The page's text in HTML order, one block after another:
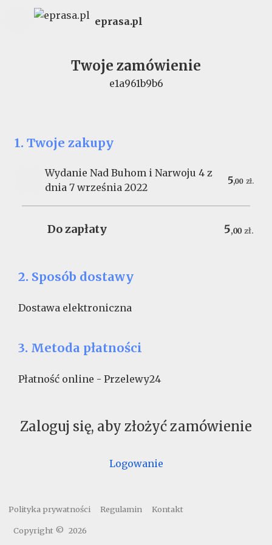
eprasa.pl
Twoje zamówienie
e1a961b9b6
1. Twoje zakupy
Wydanie Nad Buhom i Narwoju 4 z
dnia 7 września 2022
5,00 zł.
Do zapłaty 5,00 zł.
2. Sposób dostawy
Dostawa elektroniczna
3. Metoda płatności
Płatność online - Przelewy24
Zaloguj się, aby złożyć zamówienie
Logowanie
Polityka prywatności Regulamin Kontakt
Copyright © 2026